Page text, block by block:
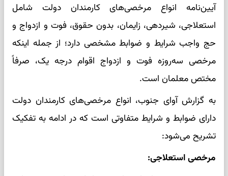
آیین‌نامه انواع مرخصی‌های کارمندان دولت شامل
استعلاجی، شیردهی، زایمان، بدون حقوق، فوت و ازدواج و
حج واجب شرایط و ضوابط مشخصی دارد؛ از جمله اینکه
مرخصی سه‌روزه فوت و ازدواج اقوام درجه یک، صرفاً
مختص معلمان است.
به گزارش آوای جنوب، انواع مرخصی‌های کارمندان دولت
دارای ضوابط و شرایط متفاوتی است که در ادامه به تفکیک
تشریح می‌شود:
مرخصی استعلاجی: